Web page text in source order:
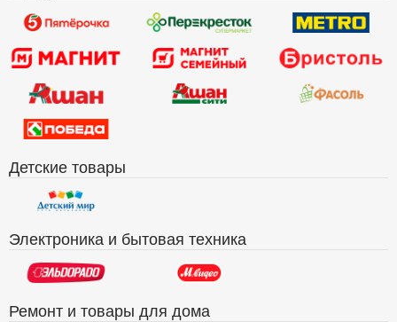
Детские товары
Электроника и бытовая техника
Ремонт и товары для дома